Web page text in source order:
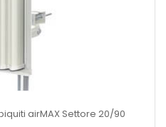
airMAX Settore 20/90